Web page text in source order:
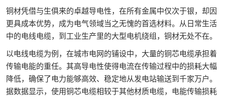
铜材凭借与生俱来的卓越导电性，在所有金属中仅次于银，却因
更具成本优势，成为电气领域当之无愧的首选材料。从日常生活
中的电线电缆，到工业生产里的大型电机绕组，铜材无处不在。
以电线电缆为例，在城市电网的铺设中，大量的铜芯电缆承担着
传输电能的重任。其高导电性使得电流在传输过程中的损耗大幅
降低，确保了电力能够高效、稳定地从发电站输送到千家万户。
据数据显示，使用铜芯电缆相较于其他材质电缆，电能传输损耗